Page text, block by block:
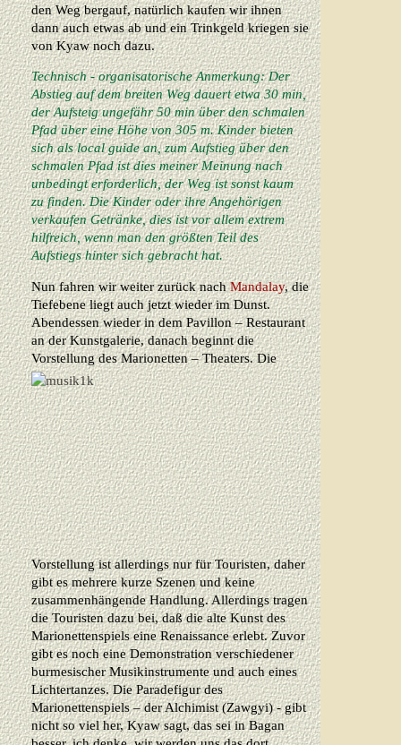
den Weg bergauf, natürlich kaufen wir ihnen
dann auch etwas ab und ein Trinkgeld kriegen sie
von Kyaw noch dazu.
Technisch - organisatorische Anmerkung: Der
Abstieg auf dem breiten Weg dauert etwa 30 min,
der Aufsteig ungefähr 50 min über den schmalen
Pfad über eine Höhe von 305 m. Kinder bieten
sich als local guide an, zum Aufstieg über den
schmalen Pfad ist dies meiner Meinung nach
unbedingt erforderlich, der Weg ist sonst kaum
zu finden. Die Kinder oder ihre Angehörigen
verkaufen Getränke, dies ist vor allem extrem
hilfreich, wenn man den größten Teil des
Aufstiegs hinter sich gebracht hat.
Nun fahren wir weiter zurück nachMandalay, die
Tiefebene liegt auch jetzt wieder im Dunst.
Abendessen wieder in dem Pavillon – Restaurant
an der Kunstgalerie, danach beginnt die
Vorstellung des Marionetten – Theaters.Die
Vorstellung ist allerdings nur für Touristen, daher
gibt es mehrere kurze Szenen und keine
zusammenhängende Handlung. Allerdings tragen
die Touristen dazu bei, daß die alte Kunst des
Marionettenspiels eine Renaissance erlebt. Zuvor
gibt es noch eine Demonstration verschiedener
burmesischer Musikinstrumente und auch eines
Lichtertanzes. Die Paradefigur des
Marionettenspiels – der Alchimist (Zawgyi) - gibt
nicht so viel her, Kyaw sagt, das sei in Bagan